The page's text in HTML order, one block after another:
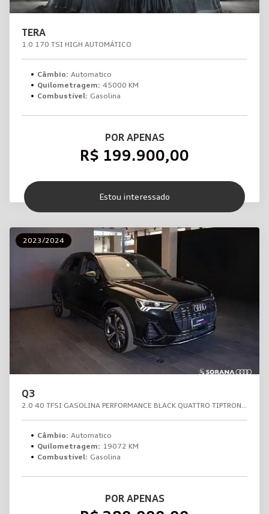
TERA
1.0 170 TSI HIGH AUTOMÁTICO
Câmbio: Automatico
Quilometragem: 45000 KM
Combustível: Gasolina
POR APENAS
R$ 199.900,00
Estou interessado
2023/2024
Q3
2.0 40 TFSI GASOLINA PERFORMANCE BLACK QUATTRO TIPTRONIC
Câmbio: Automatico
Quilometragem: 19072 KM
Combustível: Gasolina
POR APENAS